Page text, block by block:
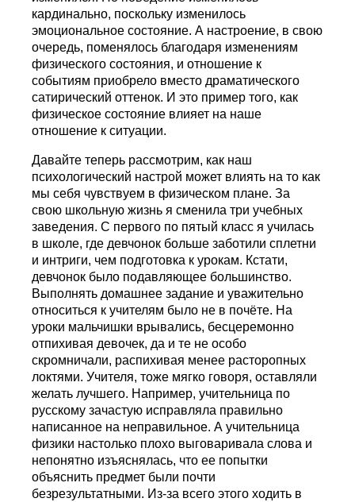
кардинально, поскольку изменилось
эмоциональное состояние. А настроение, в свою
очередь, поменялось благодаря изменениям
физического состояния, и отношение к
событиям приобрело вместо драматического
сатирический оттенок. И это пример того, как
физическое состояние влияет на наше
отношение к ситуации.
Давайте теперь рассмотрим, как наш
психологический настрой может влиять на то как
мы себя чувствуем в физическом плане. За
свою школьную жизнь я сменила три учебных
заведения. С первого по пятый класс я училась
в школе, где девчонок больше заботили сплетни
и интриги, чем подготовка к урокам. Кстати,
девчонок было подавляющее большинство.
Выполнять домашнее задание и уважительно
относиться к учителям было не в почёте. На
уроки мальчишки врывались, бесцеремонно
отпихивая девочек, да и те не особо
скромничали, распихивая менее расторопных
локтями. Учителя, тоже мягко говоря, оставляли
желать лучшего. Например, учительница по
русскому зачастую исправляла правильно
написанное на неправильное. А учительница
физики настолько плохо выговаривала слова и
непонятно изъяснялась, что ее попытки
объяснить предмет были почти
безрезультатными. Из-за всего этого ходить в